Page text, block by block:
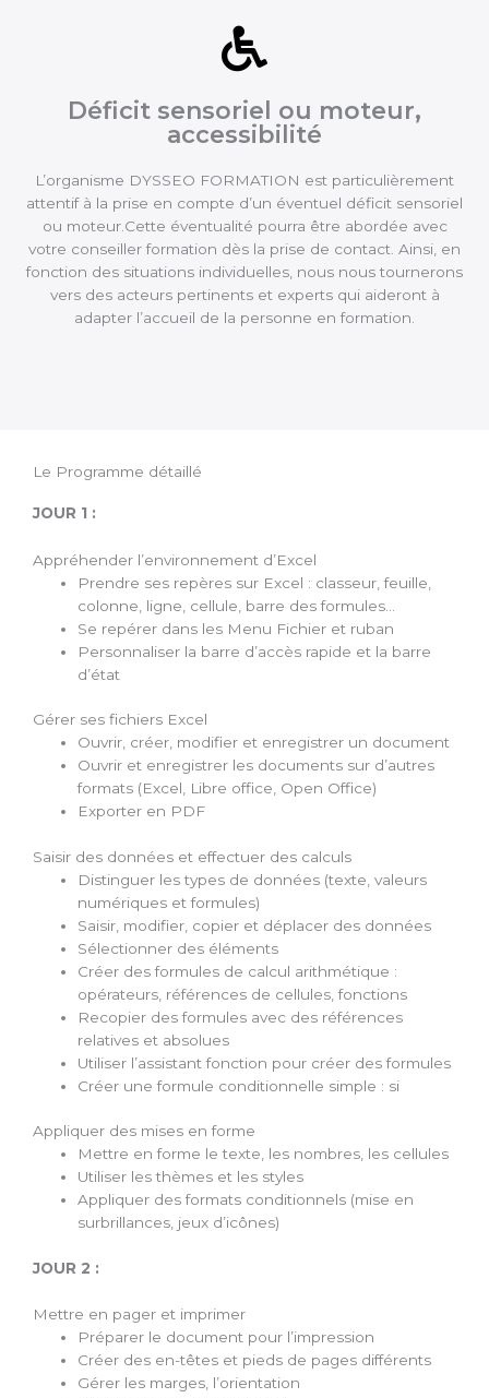
Déficit sensoriel ou moteur,
accessibilité
L’organisme DYSSEO FORMATION est particulièrement
attentif à la prise en compte d’un éventuel déficit sensoriel
ou moteur.Cette éventualité pourra être abordée avec
votre conseiller formation dès la prise de contact. Ainsi, en
fonction des situations individuelles, nous nous tournerons
vers des acteurs pertinents et experts qui aideront à
adapter l’accueil de la personne en formation.
Le Programme détaillé
JOUR 1 :
Appréhender l’environnement d’Excel
Prendre ses repères sur Excel : classeur, feuille,
colonne, ligne, cellule, barre des formules…
Se repérer dans les Menu Fichier et ruban
Personnaliser la barre d’accès rapide et la barre
d’état
Gérer ses fichiers Excel
Ouvrir, créer, modifier et enregistrer un document
Ouvrir et enregistrer les documents sur d’autres
formats (Excel, Libre office, Open Office)
Exporter en PDF
Saisir des données et effectuer des calculs
Distinguer les types de données (texte, valeurs
numériques et formules)
Saisir, modifier, copier et déplacer des données
Sélectionner des éléments
Créer des formules de calcul arithmétique :
opérateurs, références de cellules, fonctions
Recopier des formules avec des références
relatives et absolues
Utiliser l’assistant fonction pour créer des formules
Créer une formule conditionnelle simple : si
Appliquer des mises en forme
Mettre en forme le texte, les nombres, les cellules
Utiliser les thèmes et les styles
Appliquer des formats conditionnels (mise en
surbrillances, jeux d’icônes)
JOUR 2 :
Mettre en pager et imprimer
Préparer le document pour l’impression
Créer des en-têtes et pieds de pages différents
Gérer les marges, l’orientation